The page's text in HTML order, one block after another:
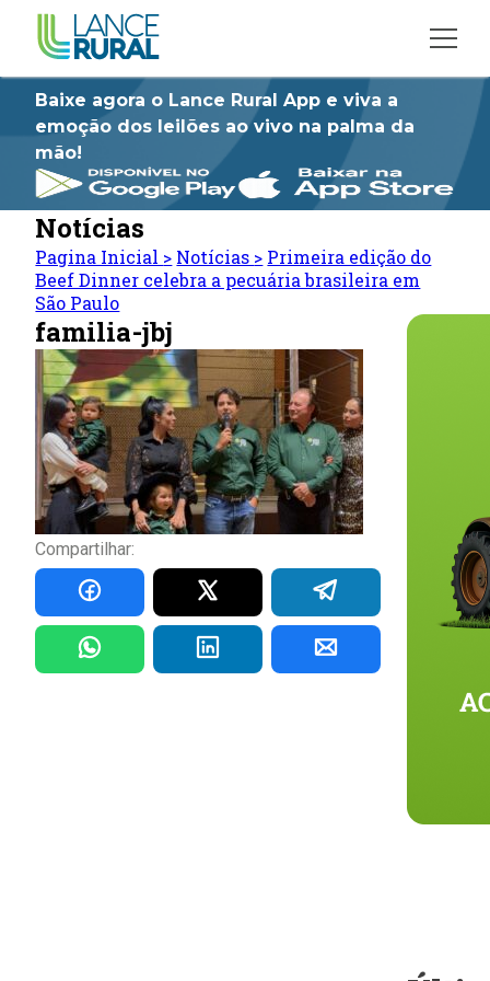
Baixe agora o Lance Rural App e viva a
emoção dos leilões ao vivo na palma da
mão!
Notícias
Pagina Inicial > Notícias > Primeira edição do
Beef Dinner celebra a pecuária brasileira em
São Paulo
familia-jbj
Compartilhar: